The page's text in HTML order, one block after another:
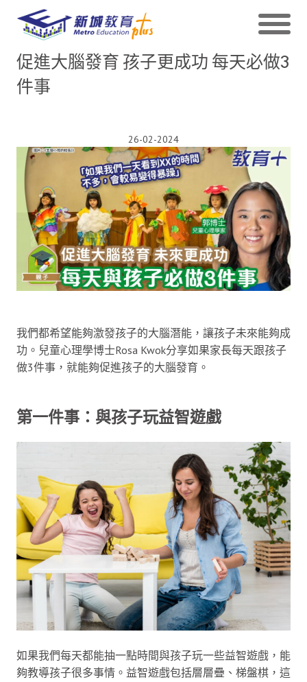
促進大腦發育 孩子更成功 每天必做3
件事
26-02-2024
我們都希望能夠激發孩子的大腦潛能，讓孩子未來能夠成
功。兒童心理學博士Rosa Kwok分享如果家長每天跟孩子
做3件事，就能夠促進孩子的大腦發育。
第一件事：與孩子玩益智遊戲
如果我們每天都能抽一點時間與孩子玩一些益智遊戲，能
夠教導孩子很多事情。益智遊戲包括層層疊、梯盤棋，這